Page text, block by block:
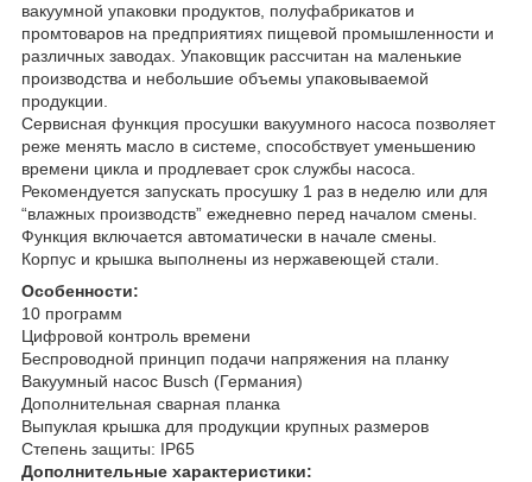
вакуумной упаковки продуктов, полуфабрикатов и
промтоваров на предприятиях пищевой промышленности и
различных заводах. Упаковщик рассчитан на маленькие
производства и небольшие объемы упаковываемой
продукции.
Сервисная функция просушки вакуумного насоса позволяет
реже менять масло в системе, способствует уменьшению
времени цикла и продлевает срок службы насоса.
Рекомендуется запускать просушку 1 раз в неделю или для
“влажных производств” ежедневно перед началом смены.
Функция включается автоматически в начале смены.
Корпус и крышка выполнены из нержавеющей стали.
Особенности:
10 программ
Цифровой контроль времени
Беспроводной принцип подачи напряжения на планку
Вакуумный насос Busch (Германия)
Дополнительная сварная планка
Выпуклая крышка для продукции крупных размеров
Степень защиты: IP65
Дополнительные характеристики: